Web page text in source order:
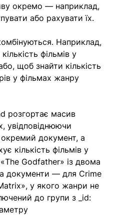
окремо — наприклад,
або рахувати їх.
Наприклад,
фільмів у
щоб знайти кількість
у фільмах жанру
розгортає масив
увідповіднюючи
документ, а
кількість фільмів у
Godfather» із двома
документи — для Crime
у якого жанри не
до групи з _id: